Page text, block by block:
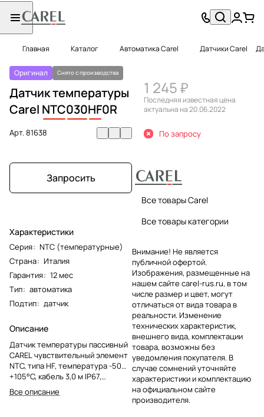
Главная Каталог Автоматика Carel Датчики Carel
Оригинал Снято с производства
Датчик температуры
Carel NTC030HF0R
Арт.81638
Запросить
Характеристики
Серия: NTC (температурные)
Страна: Италия
Гарантия: 12 мес
Тип: автоматика
Подтип: датчик
Описание
Датчик температуры пассивный
CAREL чувствительный элемент
NTC, типа HF, температура -50…
+105°C, кабель 3,0 м IP67,
застегивающийся прижим для
накладного монтажа, упаковка 10
Все описание
1 245 ₽
Последняя известная цена
актуальна на 20.06.2022
По запросу
Все товары Carel
Все товары категории
Внимание! Не является
публичной офертой.
Изображения, размещенные на
нашем сайте carel-rus.ru, в том
числе размер и цвет, могут
отличаться от вида товара в
реальности. Изменение
технических характеристик,
внешнего вида, комплектации
товара, возможны без
уведомления покупателя. В
случае сомнений уточняйте
характеристики и комплектацию
на официальном сайте
производителя.